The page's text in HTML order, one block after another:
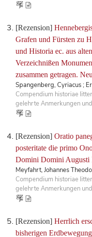
[Rezension]
Grafen und Fürsten zu
und Historia ec. aus
Verzeichnißen
zusammen getragen.
Spangenberg, Cyriacus ;
Compendium historiae
gelehrte Anmerkungen
[Rezension] Oratio
posteritate die primo
Domini Domini Augusti
Meyfahrt, Johannes
Compendium historiae
gelehrte Anmerkungen
[Rezension] Herrlich
bisherigen